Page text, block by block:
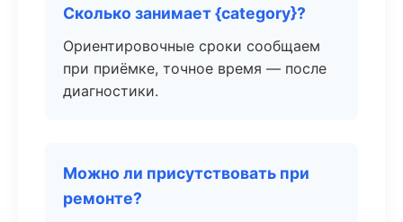
Сколько занимает {category}?
Ориентировочные сроки сообщаем
при приёмке, точное время — после
диагностики.
Можно ли присутствовать при
ремонте?